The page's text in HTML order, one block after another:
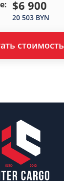
$6 900
20 503 BYN
стоимость